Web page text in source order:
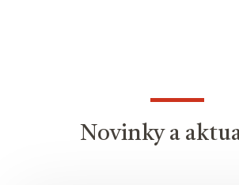
Novinky a